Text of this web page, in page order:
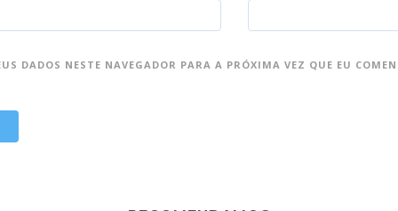
DADOS NESTE NAVEGADOR PARA A PRÓXIMA VEZ QUE EU